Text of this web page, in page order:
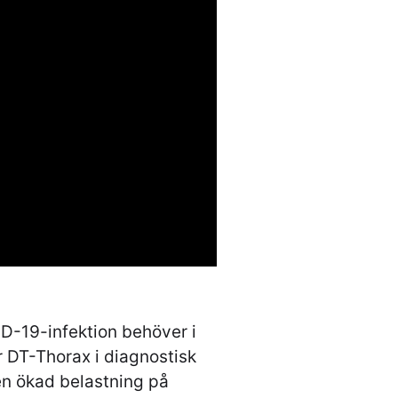
19-infektion behöver i
Thorax i diagnostisk
ökad belastning på